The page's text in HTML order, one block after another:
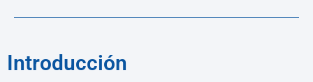
Introducción